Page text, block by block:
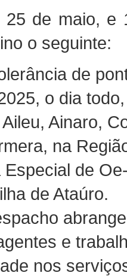
25 de maio, e
o seguinte:
de
o dia
Ainaro,
na
Especial de
de Ataúro.
e
nos